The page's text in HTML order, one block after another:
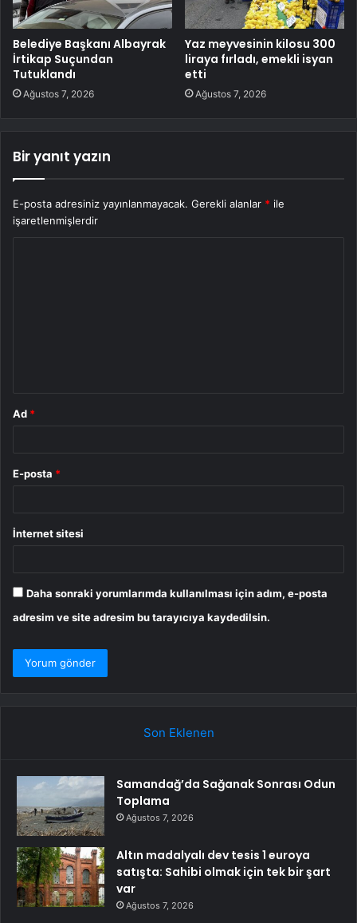
Belediye Başkanı Albayrak
İrtikap Suçundan
Tutuklandı
Ağustos 7, 2026
Yaz meyvesinin kilosu 300
liraya fırladı, emekli isyan
etti
Ağustos 7, 2026
Bir yanıt yazın
E-posta adresiniz yayınlanmayacak. Gerekli alanlar * ile
işaretlenmişlerdir
Ad *
E-posta *
İnternet sitesi
Daha sonraki yorumlarımda kullanılması için adım, e-posta
adresim ve site adresim bu tarayıcıya kaydedilsin.
Son Eklenen
Samandağ’da Sağanak Sonrası Odun
Toplama
Ağustos 7, 2026
Altın madalyalı dev tesis 1 euroya
satışta: Sahibi olmak için tek bir şart
var
Ağustos 7, 2026